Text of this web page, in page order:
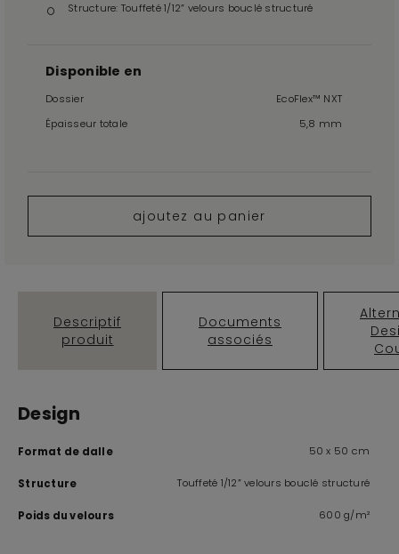
Structure: Touffeté 1/12” velours bouclé structuré
Disponible en
Dossier
EcoFlex™ NXT
Épaisseur totale
5,8 mm
ajoutez au panier
Descriptif
produit
Documents
associés
Design
Format de dalle 50 x 50 cm
Structure Touffeté 1/12” velours bouclé structuré
Poids du velours 600 g/m²